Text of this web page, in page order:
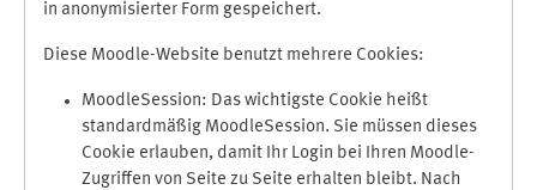
in anonymisierter Form gespeichert.
Diese Moodle-Website benutzt mehrere Cookies:
MoodleSession: Das wichtigste Cookie heißt
standardmäßig MoodleSession. Sie müssen dieses
Cookie erlauben, damit Ihr Login bei Ihren Moodle-
Zugriffen von Seite zu Seite erhalten bleibt. Nach